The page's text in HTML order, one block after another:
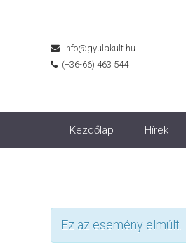
info@gyulakult.hu
(+36-66) 463 544
Kezdőlap Hírek
Ez az esemény elmúlt.